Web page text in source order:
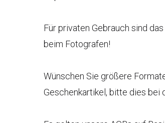
Für privaten Gebrauch sind
beim Fotografen!
Wünschen Sie größere
Geschenkartikel, bitte dies bei